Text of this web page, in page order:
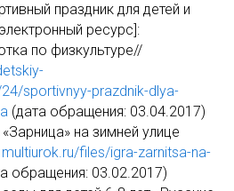
праздник для детей и
ресурс]:
по физкультуре//
sportivnyy-prazdnik-dlya-
(дата обращения: 03.04.2017)
на зимней улице
multiurok.ru/files/igra-zarnitsa-na-
обращения: 03.02.2017)